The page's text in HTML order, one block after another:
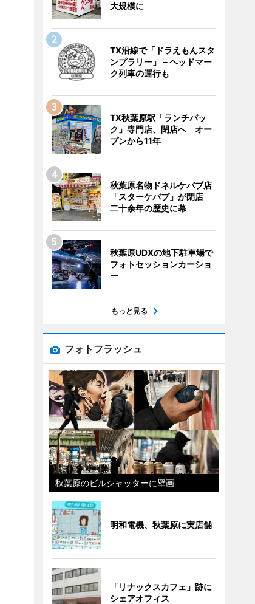
大規模に
TX沿線で「ドラえもんスタ
ンプラリー」－ヘッドマー
ク列車の運行も
TX秋葉原駅「ランチパッ
ク」専門店、閉店へ オー
プンから11年
秋葉原名物ドネルケバブ店
「スターケバブ」が閉店
二十余年の歴史に幕
秋葉原UDXの地下駐車場で
フォトセッションカーショ
ー
もっと見る
フォトフラッシュ
秋葉原のビルシャッターに壁画
明和電機、秋葉原に実店舗
「リナックスカフェ」跡に
シェアオフィス